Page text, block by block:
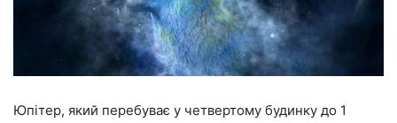
Юпітер, який перебуває у четвертому будинку до 1